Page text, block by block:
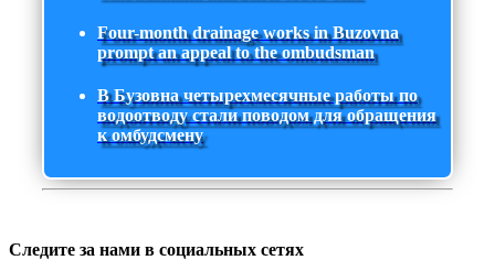
Four-month drainage works in Buzovna
prompt an appeal to the ombudsman
В Бузовна четырехмесячные работы по
водоотводу стали поводом для обращения
к омбудсмену
Следите за нами в социальных сетях